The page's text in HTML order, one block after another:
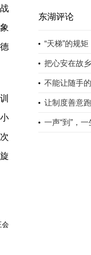
会
东湖评论
“天梯”的规
把心安在故
不能让随手
让制度善意
一声“到”，一